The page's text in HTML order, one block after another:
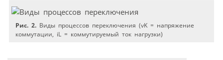
Рис. 2. Виды процессов переключения (vK = напряжение
коммутации, iL = коммутируемый ток нагрузки)